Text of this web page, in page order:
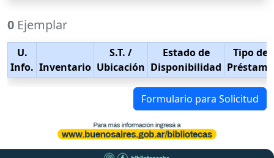
0 Ejemplar
U.
Info. Inventario
S.T. /
Ubicación
Estado de
Disponibilidad
Tipo de
Préstamo
Formulario para Solicitud